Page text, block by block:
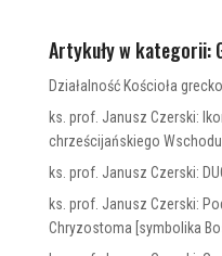
Artykuły w kategorii:
Działalność Kościoła
ks. prof. Janusz Czerski:
chrześcijańskiego Wschodu
ks. prof. Janusz Czerski:
ks. prof. Janusz Czerski:
Chryzostoma [symbolika